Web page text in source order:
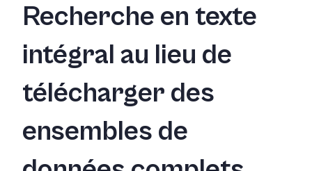
Recherche en texte
intégral au lieu de
télécharger des
ensembles de